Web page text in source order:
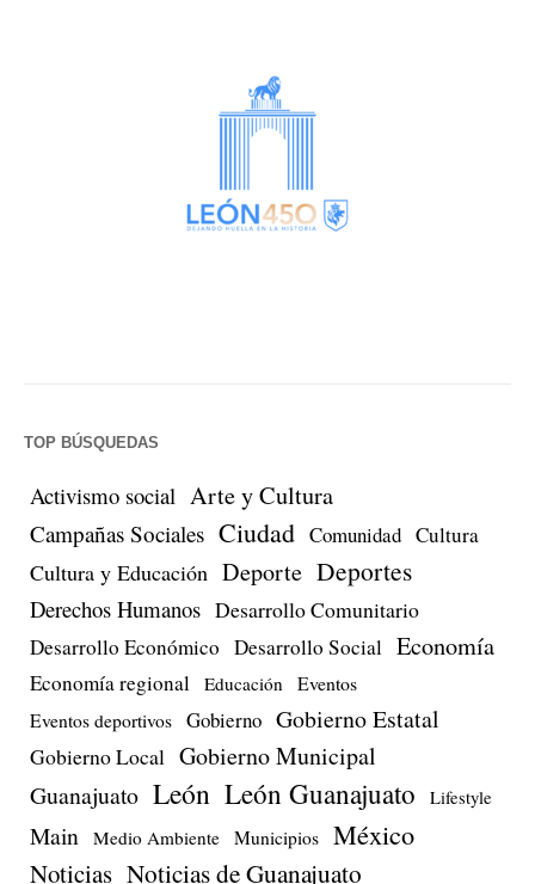
TOP BÚSQUEDAS
Activismo social Arte y Cultura
Campañas Sociales Ciudad Comunidad Cultura
Cultura y Educación Deporte Deportes
Derechos Humanos Desarrollo Comunitario
Desarrollo Económico Desarrollo Social Economía
Economía regional Educación Eventos
Eventos deportivos Gobierno Gobierno Estatal
Gobierno Local Gobierno Municipal
Guanajuato León León Guanajuato Lifestyle
Main Medio Ambiente Municipios México
Noticias Noticias de Guanajuato